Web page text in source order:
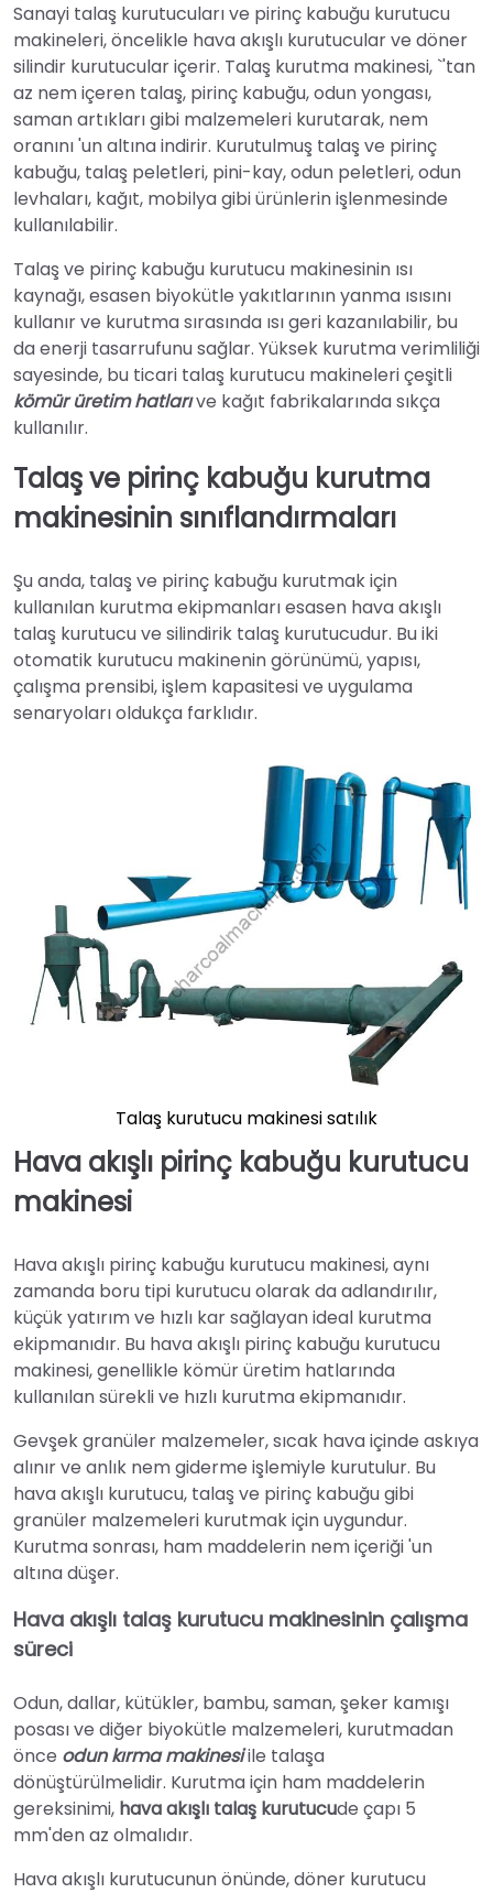
Sanayi talaş kurutucuları ve pirinç kabuğu kurutucu
makineleri, öncelikle hava akışlı kurutucular ve döner
silindir kurutucular içerir. Talaş kurutma makinesi, `'tan
az nem içeren talaş, pirinç kabuğu, odun yongası,
saman artıkları gibi malzemeleri kurutarak, nem
oranını 'un altına indirir. Kurutulmuş talaş ve pirinç
kabuğu, talaş peletleri, pini-kay, odun peletleri, odun
levhaları, kağıt, mobilya gibi ürünlerin işlenmesinde
kullanılabilir.
Talaş ve pirinç kabuğu kurutucu makinesinin ısı
kaynağı, esasen biyokütle yakıtlarının yanma ısısını
kullanır ve kurutma sırasında ısı geri kazanılabilir, bu
da enerji tasarrufunu sağlar. Yüksek kurutma verimliliği
sayesinde, bu ticari talaş kurutucu makineleri çeşitli
kömür üretim hatlarıve kağıt fabrikalarında sıkça
kullanılır.
Talaş ve pirinç kabuğu kurutma
makinesinin sınıflandırmaları
Şu anda, talaş ve pirinç kabuğu kurutmak için
kullanılan kurutma ekipmanları esasen hava akışlı
talaş kurutucu ve silindirik talaş kurutucudur. Bu iki
otomatik kurutucu makinenin görünümü, yapısı,
çalışma prensibi, işlem kapasitesi ve uygulama
senaryoları oldukça farklıdır.
Talaş kurutucu makinesi satılık
Hava akışlı pirinç kabuğu kurutucu
makinesi
Hava akışlı pirinç kabuğu kurutucu makinesi, aynı
zamanda boru tipi kurutucu olarak da adlandırılır,
küçük yatırım ve hızlı kar sağlayan ideal kurutma
ekipmanıdır. Bu hava akışlı pirinç kabuğu kurutucu
makinesi, genellikle kömür üretim hatlarında
kullanılan sürekli ve hızlı kurutma ekipmanıdır.
Gevşek granüler malzemeler, sıcak hava içinde askıya
alınır ve anlık nem giderme işlemiyle kurutulur. Bu
hava akışlı kurutucu, talaş ve pirinç kabuğu gibi
granüler malzemeleri kurutmak için uygundur.
Kurutma sonrası, ham maddelerin nem içeriği 'un
altına düşer.
Hava akışlı talaş kurutucu makinesinin çalışma
süreci
Odun, dallar, kütükler, bambu, saman, şeker kamışı
posası ve diğer biyokütle malzemeleri, kurutmadan
önce odun kırma makinesiile talaşa
dönüştürülmelidir. Kurutma için ham maddelerin
gereksinimi, hava akışlı talaş kurutucude çapı 5
mm'den az olmalıdır.
Hava akışlı kurutucunun önünde, döner kurutucu